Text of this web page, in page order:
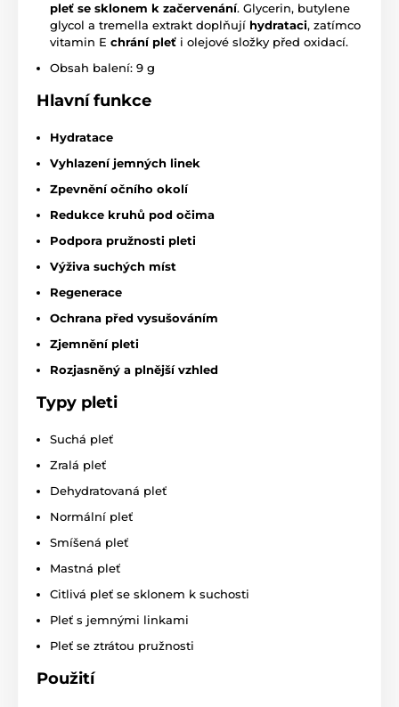
pleť se sklonem k začervenání. Glycerin, butylene
glycol a tremella extrakt doplňují hydrataci, zatímco
vitamin E chrání pleť i olejové složky před oxidací.
Obsah balení: 9 g
Hlavní funkce
Hydratace
Vyhlazení jemných linek
Zpevnění očního okolí
Redukce kruhů pod očima
Podpora pružnosti pleti
Výživa suchých míst
Regenerace
Ochrana před vysušováním
Zjemnění pleti
Rozjasněný a plnější vzhled
Typy pleti
Suchá pleť
Zralá pleť
Dehydratovaná pleť
Normální pleť
Smíšená pleť
Mastná pleť
Citlivá pleť se sklonem k suchosti
Pleť s jemnými linkami
Pleť se ztrátou pružnosti
Použití